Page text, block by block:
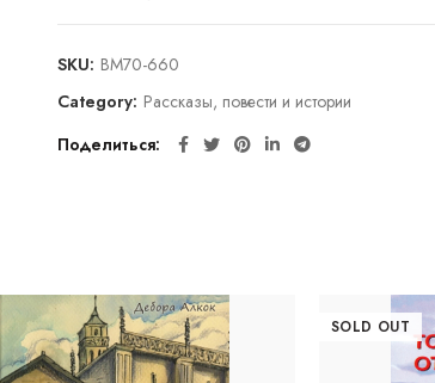
SKU: BM70-660
Category: Рассказы, повести и истории
Поделиться
SOLD OUT